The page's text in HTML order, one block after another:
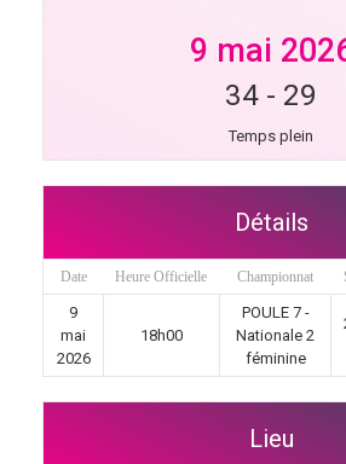
9 mai
34 - 29
Temps plein
Détails
Date Heure Officielle Championnat
9
mai
2026
18h00
POULE 7 -
Nationale 2
féminine
Lieu